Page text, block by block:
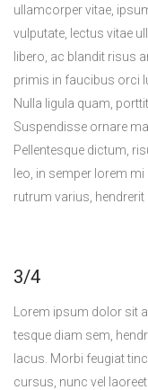
ullamcorper vitae,
vulputate, lectus vitae
libero, ac blandit risus
primis in faucibus orci
Nulla ligula quam,
Suspendisse ornare
Pellentesque dictum,
leo, in semper lorem
rutrum varius, hendrerit
3/4
Lorem ipsum dolor sit
tesque diam sem,
lacus. Morbi feugiat
cursus, nunc vel